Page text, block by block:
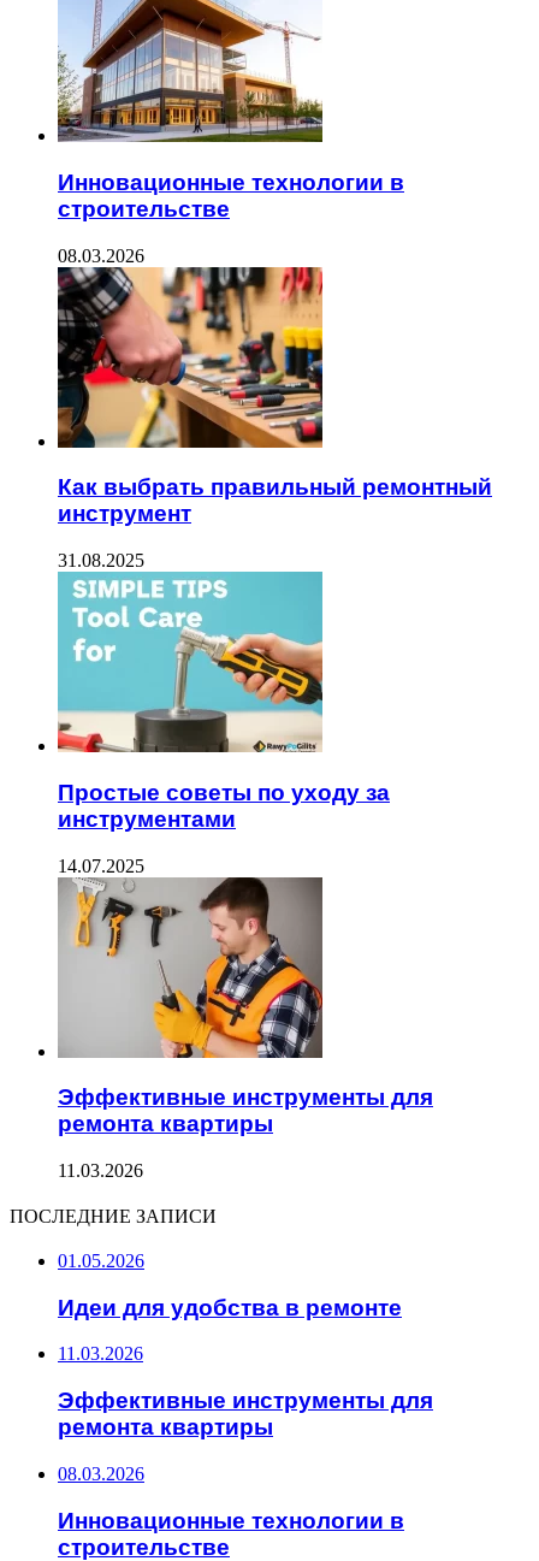
Инновационные технологии в
строительстве
08.03.2026
Как выбрать правильный ремонтный
инструмент
31.08.2025
Простые советы по уходу за
инструментами
14.07.2025
Эффективные инструменты для
ремонта квартиры
11.03.2026
ПОСЛЕДНИЕ ЗАПИСИ
01.05.2026
Идеи для удобства в ремонте
11.03.2026
Эффективные инструменты для
ремонта квартиры
08.03.2026
Инновационные технологии в
строительстве